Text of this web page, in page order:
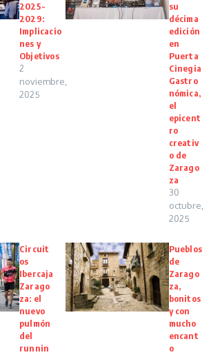
2025-
2029:
Implicacio
nes y
Objetivos
2
noviembre,
2025
su
décima
edición
en
Puerta
Cinegia
Gastro
nómica,
el
epicent
ro
creativ
o de
Zarago
za
30
octubre,
2025
Circuit
os
Ibercaja
Zarago
za: el
nuevo
pulmón
del
runnin
Pueblos
de
Zarago
za,
bonitos
y con
mucho
encant
o